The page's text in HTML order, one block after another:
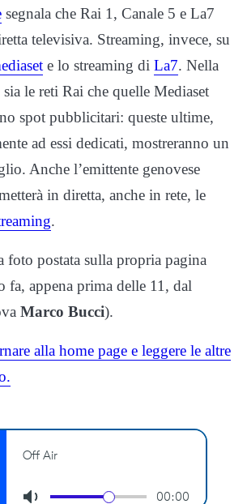
segnala che Rai 1, Canale 5 e La7
televisiva. Streaming, invece, su
e lo streaming di La7. Nella
le reti Rai che quelle Mediaset
spot pubblicitari: queste ultime,
ad essi dedicati, mostreranno un
Anche l’emittente genovese
in diretta, anche in rete, le
.
foto postata sulla propria pagina
fa, appena prima delle 11, dal
Marco Bucci).
alla home page e leggere le altre